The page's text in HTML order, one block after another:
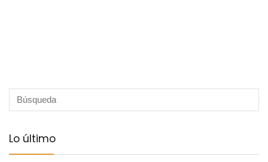
Lo último